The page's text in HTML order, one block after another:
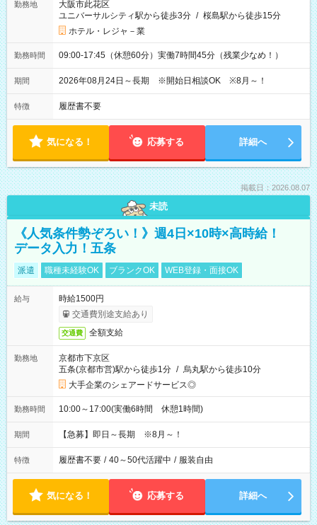
勤務地
大阪市此花区
ユニバーサルシティ駅から徒歩3分 / 桜島駅から徒歩15分
ホテル・レジャ－業
勤務時間 09:00-17:45（休憩60分）実働7時間45分（残業少なめ！）
期間 2026年08月24日～長期 ※開始日相談OK ※8月～！
特徴 履歴書不要
気になる！ 応募する 詳細へ
掲載日：2026.08.07
未読
《人気条件勢ぞろい！》週4日×10時×高時給！
データ入力！五条
派遣 職種未経験OK ブランクOK WEB登録・面接OK
給与
時給1500円
交通費別途支給あり
交通費 全額支給
勤務地
京都市下京区
五条(京都市営)駅から徒歩1分 / 烏丸駅から徒歩10分
大手企業のシェアードサービス◎
勤務時間 10:00～17:00(実働6時間 休憩1時間)
期間 【急募】即日～長期 ※8月～！
特徴 履歴書不要 / 40～50代活躍中 / 服装自由
気になる！ 応募する 詳細へ